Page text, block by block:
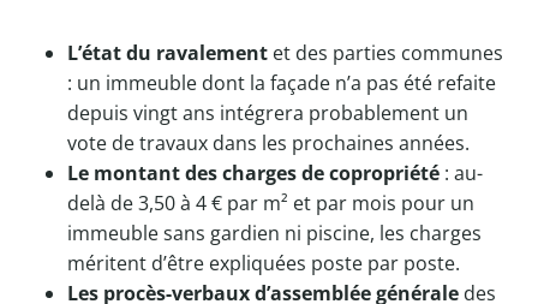
L’état du ravalement et des parties communes
: un immeuble dont la façade n’a pas été refaite
depuis vingt ans intégrera probablement un
vote de travaux dans les prochaines années.
Le montant des charges de copropriété : au-
delà de 3,50 à 4 € par m² et par mois pour un
immeuble sans gardien ni piscine, les charges
méritent d’être expliquées poste par poste.
Les procès-verbaux d’assemblée générale des